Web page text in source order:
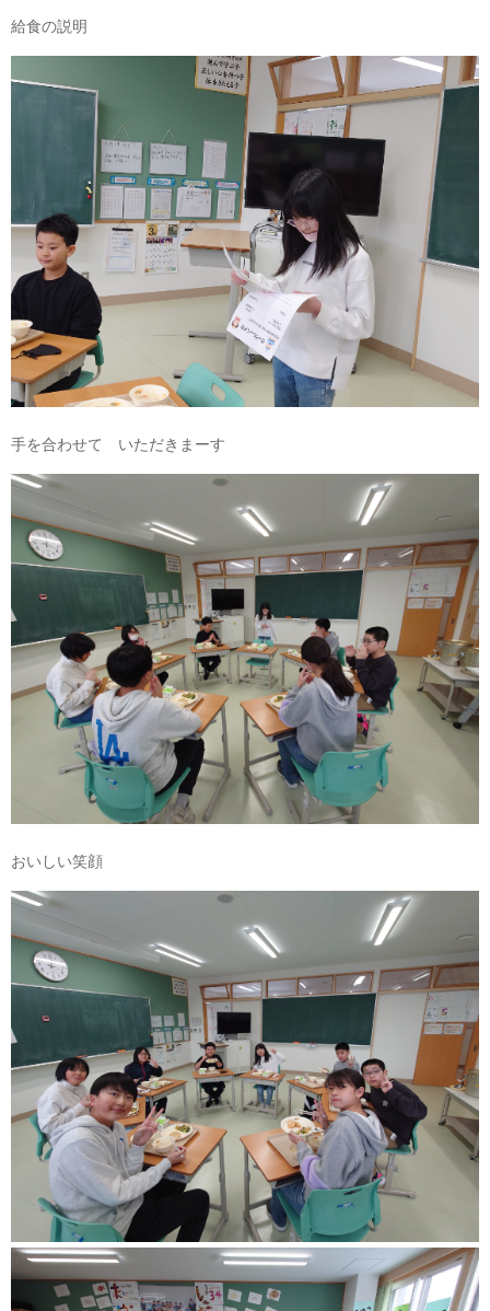
給食の説明
手を合わせて いただきまーす
おいしい笑顔